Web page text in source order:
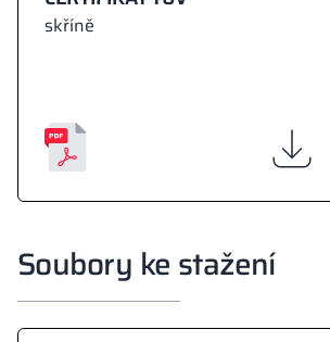
skříně
Soubory ke stažení